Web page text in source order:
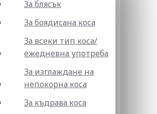
За блясък
За боядисана коса
За всеки тип коса/
ежедневна употреба
За изглаждане на
непокорна коса
За къдрава коса